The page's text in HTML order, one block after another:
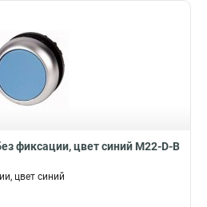
фиксации, цвет синий M22-D-B
цвет синий